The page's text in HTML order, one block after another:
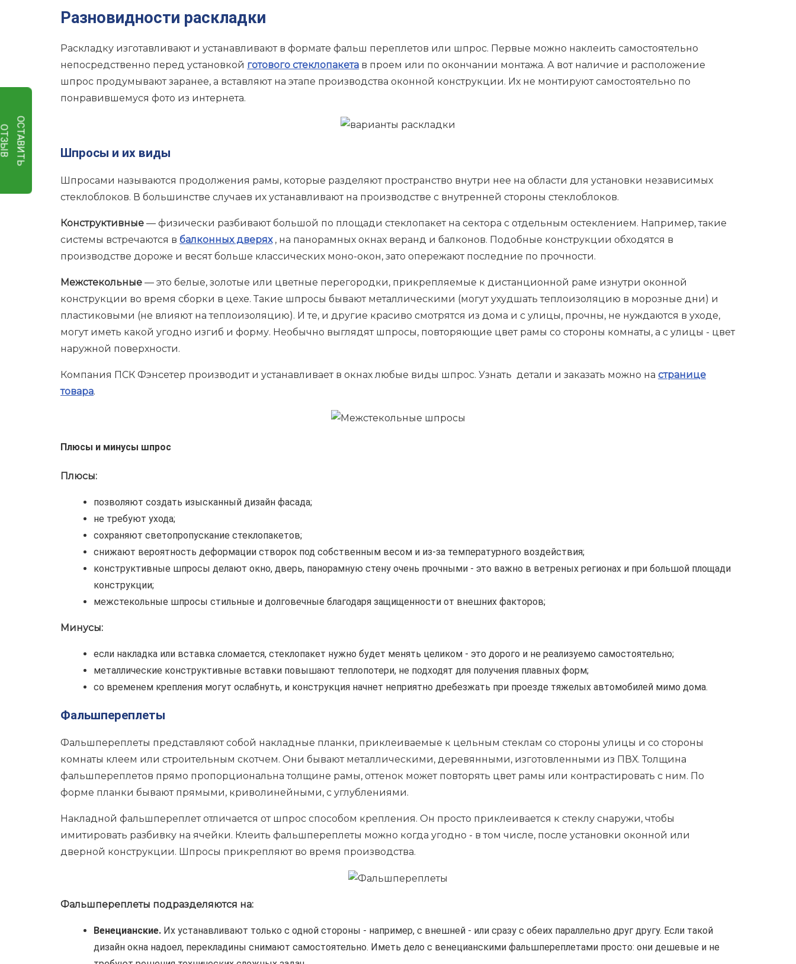
О
С
Т
А
В
И
Т
Ь
Т
З
Ы
Разновидности раскладки
Раскладку изготавливают и устанавливают в формате фальш переплетов или шпрос. Первые можно наклеить самостоятельно
непосредственно перед установкой готового стеклопакета в проем или по окончании монтажа. А вот наличие и расположение
шпрос продумывают заранее, а вставляют на этапе производства оконной конструкции. Их не монтируют самостоятельно по
понравившемуся фото из интернета.
Шпросы и их виды
Шпросами называются продолжения рамы, которые разделяют пространство внутри нее на области для установки независимых
стеклоблоков. В большинстве случаев их устанавливают на производстве с внутренней стороны стеклоблоков.
Конструктивные — физически разбивают большой по площади стеклопакет на сектора с отдельным остеклением. Например, такие
системы встречаются в балконных дверях, на панорамных окнах веранд и балконов. Подобные конструкции обходятся в
производстве дороже и весят больше классических моно-окон, зато опережают последние по прочности.
Межстекольные — это белые, золотые или цветные перегородки, прикрепляемые к дистанционной раме изнутри оконной
конструкции во время сборки в цехе. Такие шпросы бывают металлическими (могут ухудшать теплоизоляцию в морозные дни) и
пластиковыми (не влияют на теплоизоляцию). И те, и другие красиво смотрятся из дома и с улицы, прочны, не нуждаются в уходе,
могут иметь какой угодно изгиб и форму. Необычно выглядят шпросы, повторяющие цвет рамы со стороны комнаты, а с улицы - цвет
наружной поверхности.
Компания ПСК Фэнсетер производит и устанавливает в окнах любые виды шпрос. Узнать детали и заказать можно на странице
товара.
Плюсы и минусы шпрос
Плюсы:
позволяют создать изысканный дизайн фасада;
не требуют ухода;
сохраняют светопропускание стеклопакетов;
снижают вероятность деформации створок под собственным весом и из-за температурного воздействия;
конструктивные шпросы делают окно, дверь, панорамную стену очень прочными - это важно в ветреных регионах и при большой площади
конструкции;
межстекольные шпросы стильные и долговечные благодаря защищенности от внешних факторов;
Минусы:
если накладка или вставка сломается, стеклопакет нужно будет менять целиком - это дорого и не реализуемо самостоятельно;
металлические конструктивные вставки повышают теплопотери, не подходят для получения плавных форм;
со временем крепления могут ослабнуть, и конструкция начнет неприятно дребезжать при проезде тяжелых автомобилей мимо дома.
Фальшпереплеты
Фальшпереплеты представляют собой накладные планки, приклеиваемые к цельным стеклам со стороны улицы и со стороны
комнаты клеем или строительным скотчем. Они бывают металлическими, деревянными, изготовленными из ПВХ. Толщина
фальшпереплетов прямо пропорциональна толщине рамы, оттенок может повторять цвет рамы или контрастировать с ним. По
форме планки бывают прямыми, криволинейными, с углублениями.
Накладной фальшпереплет отличается от шпрос способом крепления. Он просто приклеивается к стеклу снаружи, чтобы
имитировать разбивку на ячейки. Клеить фальшпереплеты можно когда угодно - в том числе, после установки оконной или
дверной конструкции. Шпросы прикрепляют во время производства.
Фальшпереплеты подразделяются на:
Венецианские. Их устанавливают только с одной стороны - например, с внешней - или сразу с обеих параллельно друг другу. Если такой
дизайн окна надоел, перекладины снимают самостоятельно. Иметь дело с венецианскими фальшпереплетами просто: они дешевые и не